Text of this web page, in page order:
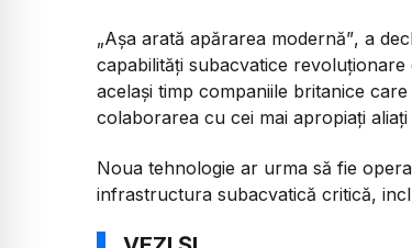
„Așa arată apărarea modernă”, a
capabilități subacvatice
același timp companiile britanice
colaborarea cu cei mai apropiați aliați
Noua tehnologie ar urma să fie
infrastructura subacvatică critică,